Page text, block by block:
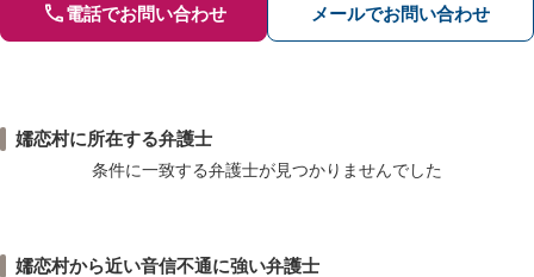
電話でお問い合わせ メールでお問い合わせ
嬬恋村に所在する弁護士
条件に一致する弁護士が見つかりませんでした
嬬恋村から近い音信不通に強い弁護士